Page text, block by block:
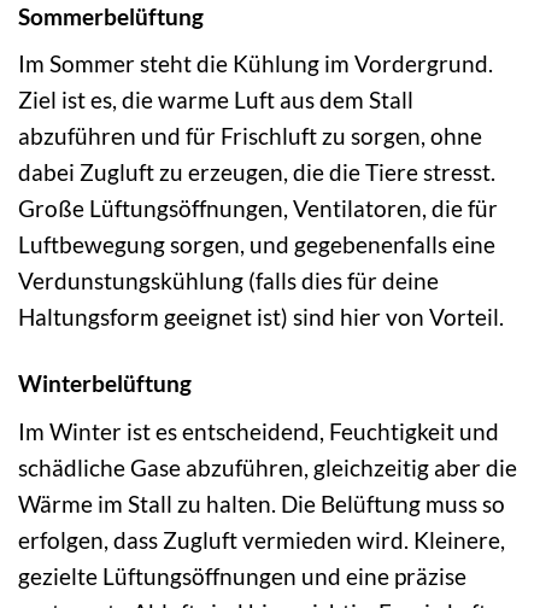
Sommerbelüftung
Im Sommer steht die Kühlung im Vordergrund.
Ziel ist es, die warme Luft aus dem Stall
abzuführen und für Frischluft zu sorgen, ohne
dabei Zugluft zu erzeugen, die die Tiere stresst.
Große Lüftungsöffnungen, Ventilatoren, die für
Luftbewegung sorgen, und gegebenenfalls eine
Verdunstungskühlung (falls dies für deine
Haltungsform geeignet ist) sind hier von Vorteil.
Winterbelüftung
Im Winter ist es entscheidend, Feuchtigkeit und
schädliche Gase abzuführen, gleichzeitig aber die
Wärme im Stall zu halten. Die Belüftung muss so
erfolgen, dass Zugluft vermieden wird. Kleinere,
gezielte Lüftungsöffnungen und eine präzise